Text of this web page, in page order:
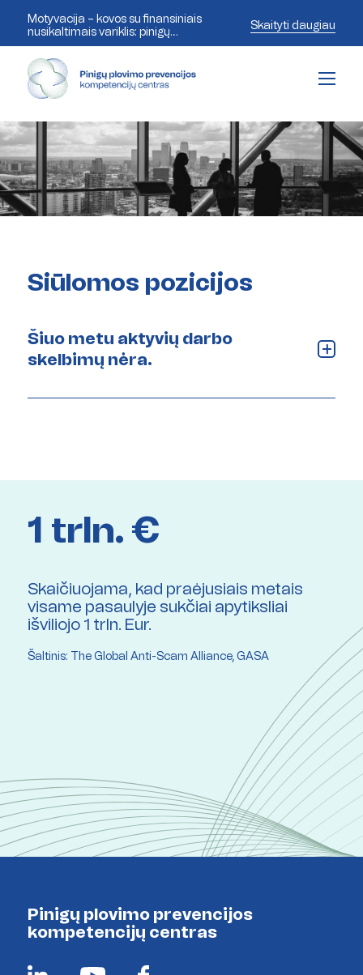
Motyvacija – kovos su finansiniais
nusikaltimais variklis: pinigų
plovimo prevencijos ekspertai
aptaria šiandienos iššūkius
Skaityti daugiau
Siūlomos pozicijos
Šiuo metu aktyvių darbo
skelbimų nėra.
1 trln. €
Skaičiuojama, kad praėjusiais metais
visame pasaulyje sukčiai apytiksliai
išviliojo 1 trln. Eur.
Šaltinis: The Global Anti-Scam Alliance, GASA
Pinigų plovimo prevencijos
kompetencijų centras